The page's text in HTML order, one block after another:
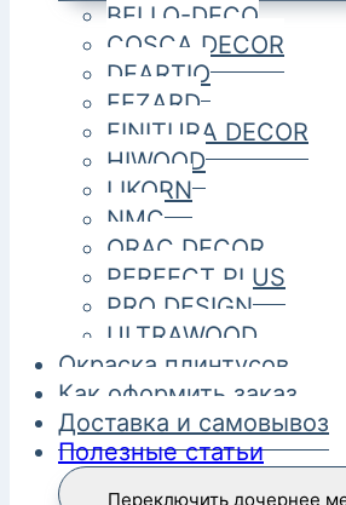
BELLO-DECO
COSCA DECOR
DEARTIO
FEZARD
FINITURA DECOR
HIWOOD
LIKORN
NMC
ORAC DECOR
PERFECT PLUS
PRO DESIGN
ULTRAWOOD
Окраска плинтусов
Как оформить заказ
Доставка и самовывоз
Полезные статьи
Переключить дочернее